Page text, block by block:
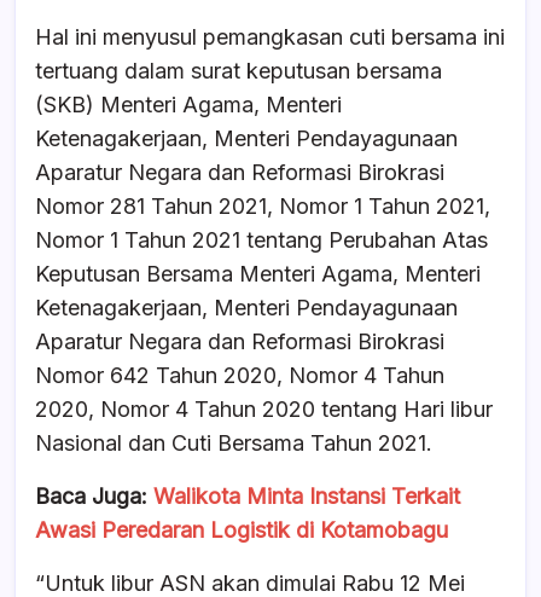
o
k
p
Hal ini menyusul pemangkasan cuti bersama ini
tertuang dalam surat keputusan bersama
(SKB) Menteri Agama, Menteri
Ketenagakerjaan, Menteri Pendayagunaan
Aparatur Negara dan Reformasi Birokrasi
Nomor 281 Tahun 2021, Nomor 1 Tahun 2021,
Nomor 1 Tahun 2021 tentang Perubahan Atas
Keputusan Bersama Menteri Agama, Menteri
Ketenagakerjaan, Menteri Pendayagunaan
Aparatur Negara dan Reformasi Birokrasi
Nomor 642 Tahun 2020, Nomor 4 Tahun
2020, Nomor 4 Tahun 2020 tentang Hari libur
Nasional dan Cuti Bersama Tahun 2021.
Baca Juga: Walikota Minta Instansi Terkait
Awasi Peredaran Logistik di Kotamobagu
“Untuk libur ASN akan dimulai Rabu 12 Mei